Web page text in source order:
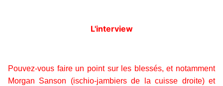
L'interview
Pouvez-vous faire un point sur les blessés, et notamment
Morgan Sanson (ischio-jambiers de la cuisse droite) et